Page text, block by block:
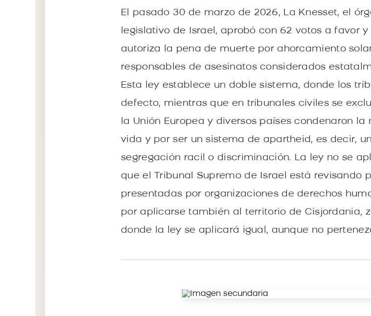
El pasado 30 de marzo de 2026, La Knesset, el
legislativo de Israel, aprobó con 62 votos a favor
autoriza la pena de muerte por ahorcamiento
responsables de asesinatos considerados
Esta ley establece un doble sistema, donde los
defecto, mientras que en tribunales civiles se
la Unión Europea y diversos países condenaron
vida y por ser un sistema de apartheid, es decir,
segregación racil o discriminación. La ley no se
que el Tribunal Supremo de Israel está revisando
presentadas por organizaciones de derechos
por aplicarse también al territorio de Cisjordania,
donde la ley se aplicará igual, aunque no